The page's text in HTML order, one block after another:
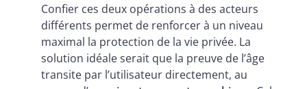
Confier ces deux opérations à des acteurs
différents permet de renforcer à un niveau
maximal la protection de la vie privée. La
solution idéale serait que la preuve de l’âge
transite par l’utilisateur directement, au